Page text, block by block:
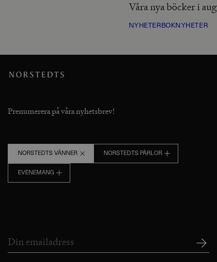
Våra nya böcker i
NYHETER BOKNYHETER
Prenumerera på våra nyhetsbrev!
NORSTEDTS VÄNNER NORSTEDTS PÄRLOR
EVENEMANG